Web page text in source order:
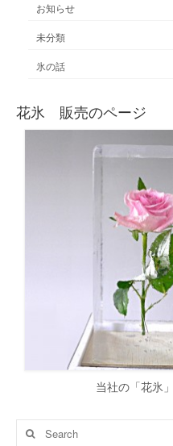
お知らせ
未分類
氷の話
花氷 販売のページ
当社の「花氷